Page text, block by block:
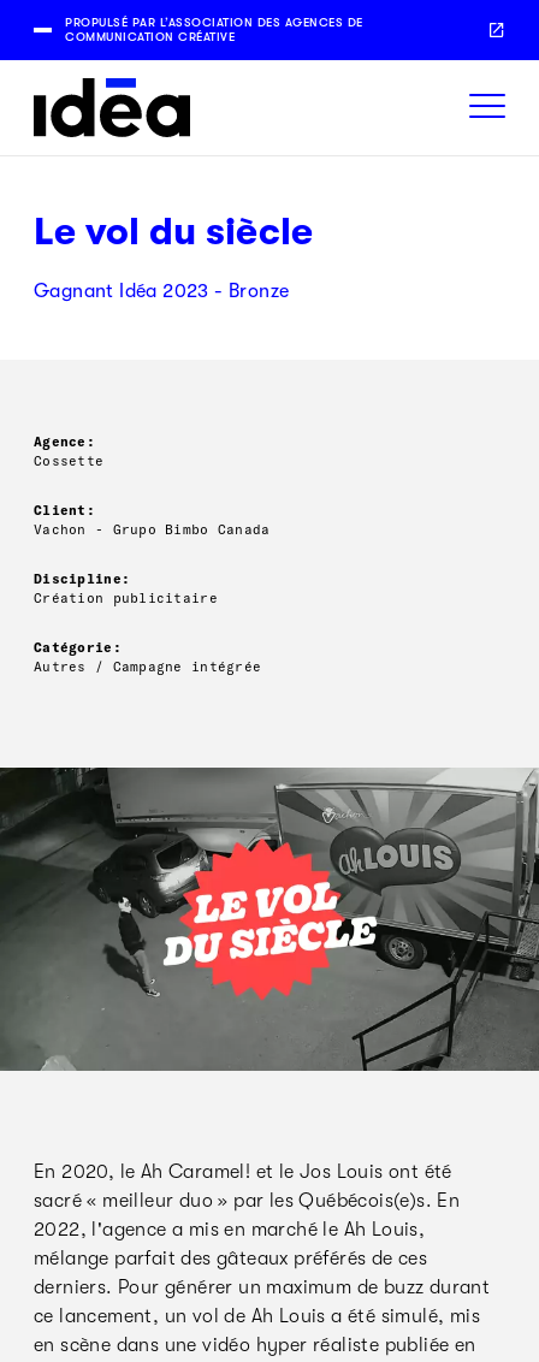
PROPULSÉ PAR L’ASSOCIATION DES AGENCES DE
COMMUNICATION CRÉATIVE
Le vol du siècle
Gagnant Idéa 2023 - Bronze
Agence:
Cossette
Client:
Vachon - Grupo Bimbo Canada
Discipline:
Création publicitaire
Catégorie:
Autres / Campagne intégrée
En 2020, le Ah Caramel! et le Jos Louis ont été
sacré « meilleur duo » par les Québécois(e)s. En
2022, l'agence a mis en marché le Ah Louis,
mélange parfait des gâteaux préférés de ces
derniers. Pour générer un maximum de buzz durant
ce lancement, un vol de Ah Louis a été simulé, mis
en scène dans une vidéo hyper réaliste publiée en